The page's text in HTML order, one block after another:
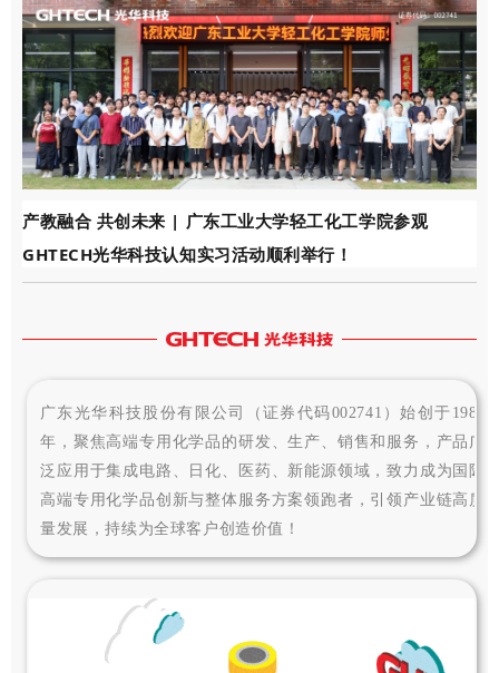
产教融合 共创未来 | 广东工业大学轻工化工学院参观
GHTECH光华科技认知实习活动顺利举行！
广东光华科技股份有限公司 （证券代码002741 ）始创于 1980
年，聚焦高端专用化学品的研发、生产、销售和服务，产品广
泛应用于集成电路、日化、医药、新能源领域，致力成为国际
高端专用化学品创新与整体服务方案领跑者，引领产业链高质
量发展，持续为全球客户创造价值！